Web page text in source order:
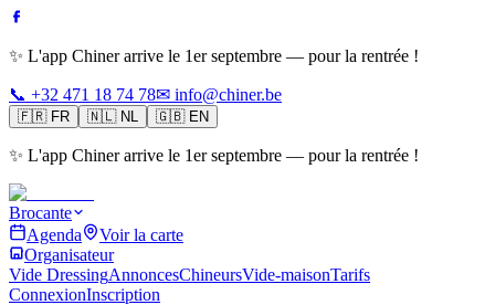
✨ L'app Chiner arrive le 1er septembre — pour la rentrée !
📞 +32 471 18 74 78✉ info@chiner.be
🇫🇷 FR 🇳🇱 NL 🇬🇧 EN
✨ L'app Chiner arrive le 1er septembre — pour la rentrée !
Brocante
Agenda
Voir la carte
Organisateur
Vide DressingAnnoncesChineursVide-maisonTarifs
ConnexionInscription